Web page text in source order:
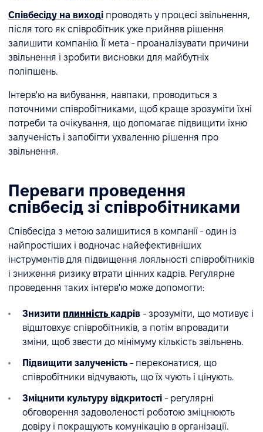
Співбесіду на виході проводять у процесі звільнення,
після того як співробітник уже прийняв рішення
залишити компанію. Її мета - проаналізувати причини
звільнення і зробити висновки для майбутніх
поліпшень.
Інтерв'ю на вибування, навпаки, проводиться з
поточними співробітниками, щоб краще зрозуміти їхні
потреби та очікування, що допомагає підвищити їхню
залученість і запобігти ухваленню рішення про
звільнення.
Переваги проведення
співбесід зі співробітниками
Співбесіда з метою залишитися в компанії - один із
найпростіших і водночас найефективніших
інструментів для підвищення лояльності співробітників
і зниження ризику втрати цінних кадрів. Регулярне
проведення таких інтерв'ю може допомогти:
Знизити плинність кадрів - зрозуміти, що мотивує і
відштовхує співробітників, а потім впровадити
зміни, щоб звести до мінімуму кількість звільнень.
Підвищити залученість - переконатися, що
співробітники відчувають, що їх чують і цінують.
Зміцнити культуру відкритості - регулярні
обговорення задоволеності роботою зміцнюють
довіру і покращують комунікацію в організації.